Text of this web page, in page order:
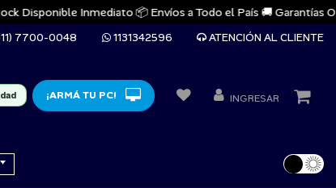
Inmediato 📦 Envíos a Todo el País 🚚 Garantías
7700-0048 1131342596 ATENCIÓN AL CLIENTE
¡ARMÁ TU PC! INGRESAR